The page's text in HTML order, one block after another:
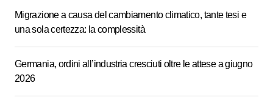
Migrazione a causa del cambiamento climatico, tante tesi e
una sola certezza: la complessità
Germania, ordini all’industria cresciuti oltre le attese a giugno
2026